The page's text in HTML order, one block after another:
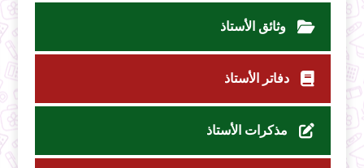
وثائق الأستاذ
دفاتر الأستاذ
مذكرات الأستاذ